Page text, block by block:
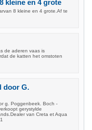
kleine en 4 grote
8 kleine en 4 grote.Af te
de aderen vaas is
de katten het omstoten
door G.
g. Poggenbeek. Boch -
gerystylde
van Creta et Aqua